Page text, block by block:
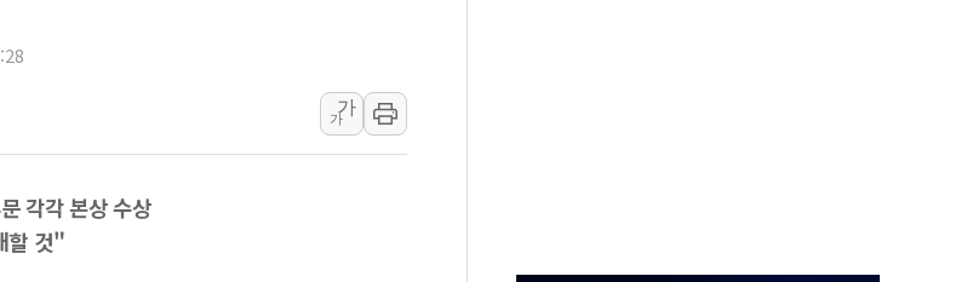
서울 노원 40.2도…8년 만에 서울서 40도 넘어
한전, 한전기술지주 출범…에너지 유니콘기업 본격 육성
가
가
각각 본상 수상
할 것"